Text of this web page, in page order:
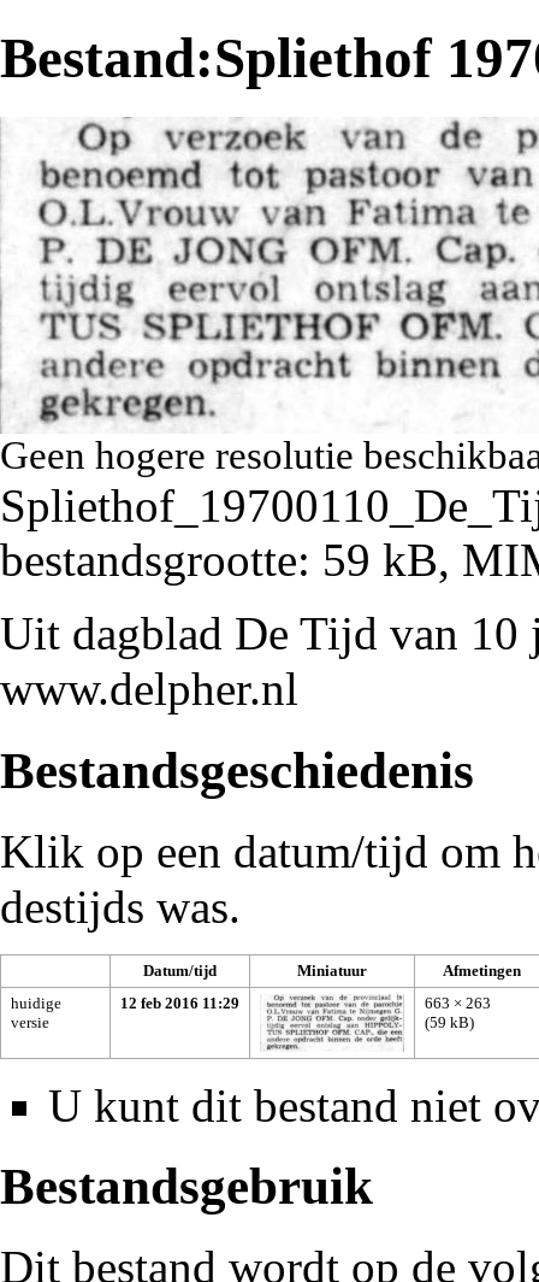
Bestand:Spliethof
Geen hogere resolutie
bestandsgrootte: 59 kB,
Uit dagblad De Tijd van 10
www.delpher.nl
Bestandsgeschiedenis
Klik op een datum/tijd om
destijds was.
Datum/tijd Miniatuur
Afmetingen
huidige
versie
12 feb 2016 11:29
663 × 263
(59 kB)
U kunt dit bestand niet
Bestandsgebruik
Dit bestand wordt op de